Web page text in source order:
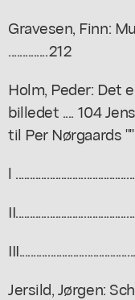
Gravesen, Finn:
..............212
Holm, Peder: Det
billedet .... 104
til Per Nørgaards
l
Jersild, Jørgen: